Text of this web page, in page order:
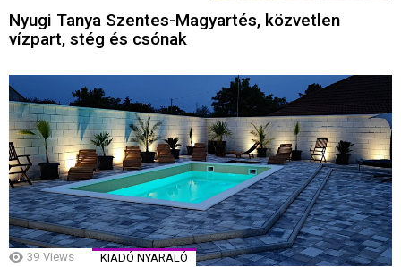
Nyugi Tanya Szentes-Magyartés, közvetlen
vízpart, stég és csónak
39 Views KIADÓ NYARALÓ